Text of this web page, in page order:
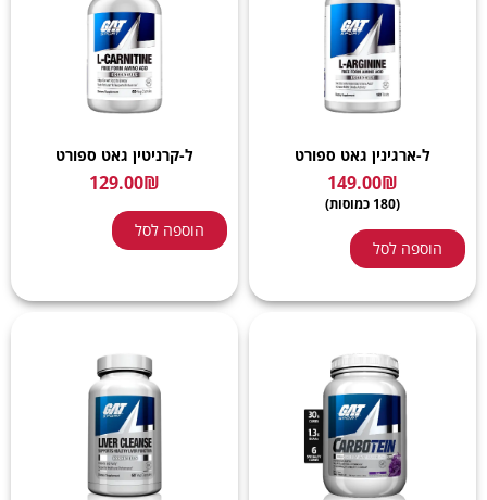
ל-ארגינין גאט ספורט
149.00₪
(180 כמוסות)
הוספה לסל
ל-קרניטין גאט ספורט
129.00₪
הוספה לסל